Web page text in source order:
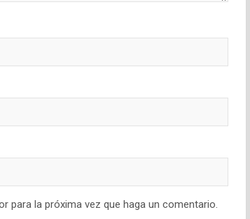
para la próxima vez que haga un comentario.